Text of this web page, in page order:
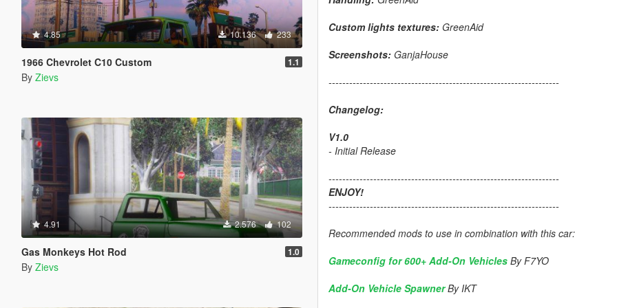
4.85 10.136 233
1966 Chevrolet C10 Custom 1.1
By Zievs
4.91 2.576 102
Gas Monkeys Hot Rod 1.0
By Zievs
Custom lights textures:GreenAid
Screenshots:GanjaHouse
-------------------------------------------------------------------
Changelog:
V1.0
- Initial Release
-------------------------------------------------------------------
ENJOY!
-------------------------------------------------------------------
Recommended mods to use in combination with this car:
Gameconfig for 600+ Add-On VehiclesBy F7YO
Add-On Vehicle SpawnerBy IKT